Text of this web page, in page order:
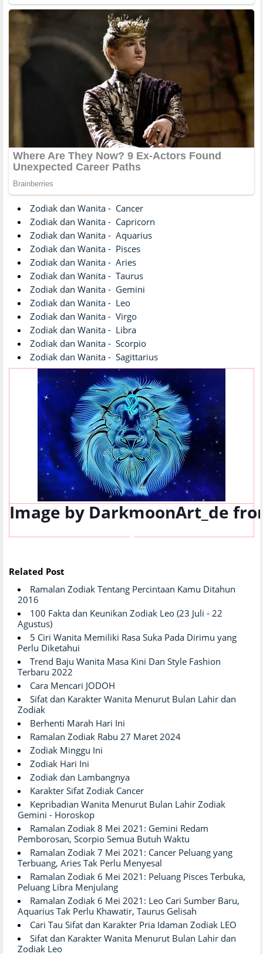
Zodiak dan Wanita - Cancer
Zodiak dan Wanita - Capricorn
Zodiak dan Wanita - Aquarius
Zodiak dan Wanita - Pisces
Zodiak dan Wanita - Aries
Zodiak dan Wanita - Taurus
Zodiak dan Wanita - Gemini
Zodiak dan Wanita - Leo
Zodiak dan Wanita - Virgo
Zodiak dan Wanita - Libra
Zodiak dan Wanita - Scorpio
Zodiak dan Wanita - Sagittarius
Image by DarkmoonArt_de
Related Post
Ramalan Zodiak Tentang Percintaan Kamu Ditahun
2016
100 Fakta dan Keunikan Zodiak Leo (23 Juli - 22
Agustus)
5 Ciri Wanita Memiliki Rasa Suka Pada Dirimu yang
Perlu Diketahui
Trend Baju Wanita Masa Kini Dan Style Fashion
Terbaru 2022
Cara Mencari JODOH
Sifat dan Karakter Wanita Menurut Bulan Lahir dan
Zodiak
Berhenti Marah Hari Ini
Ramalan Zodiak Rabu 27 Maret 2024
Zodiak Minggu Ini
Zodiak Hari Ini
Zodiak dan Lambangnya
Karakter Sifat Zodiak Cancer
Kepribadian Wanita Menurut Bulan Lahir Zodiak
Gemini - Horoskop
Ramalan Zodiak 8 Mei 2021: Gemini Redam
Pemborosan, Scorpio Semua Butuh Waktu
Ramalan Zodiak 7 Mei 2021: Cancer Peluang yang
Terbuang, Aries Tak Perlu Menyesal
Ramalan Zodiak 6 Mei 2021: Peluang Pisces Terbuka,
Peluang Libra Menjulang
Ramalan Zodiak 6 Mei 2021: Leo Cari Sumber Baru,
Aquarius Tak Perlu Khawatir, Taurus Gelisah
Cari Tau Sifat dan Karakter Pria Idaman Zodiak LEO
Sifat dan Karakter Wanita Menurut Bulan Lahir dan
Zodiak Leo